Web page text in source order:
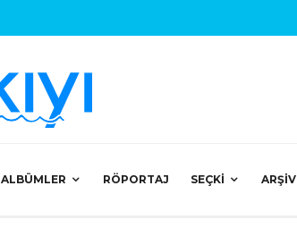
ALBÜMLER RÖPORTAJ SEÇKI ARŞIV